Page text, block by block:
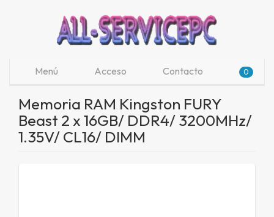
Menú Acceso Contacto 0
Memoria RAM Kingston FURY
Beast 2 x 16GB/ DDR4/ 3200MHz/
1.35V/ CL16/ DIMM